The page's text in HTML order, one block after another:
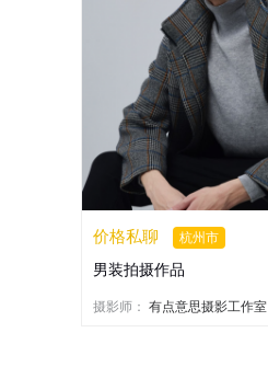
价格私聊 杭州市
男装拍摄作品
摄影师： 有点意思摄影工作室